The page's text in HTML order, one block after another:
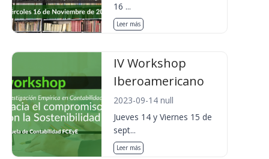
16 ...
Leer más
IV Workshop
Iberoamericano
2023-09-14 null
Jueves 14 y Viernes 15 de
sept...
Leer más